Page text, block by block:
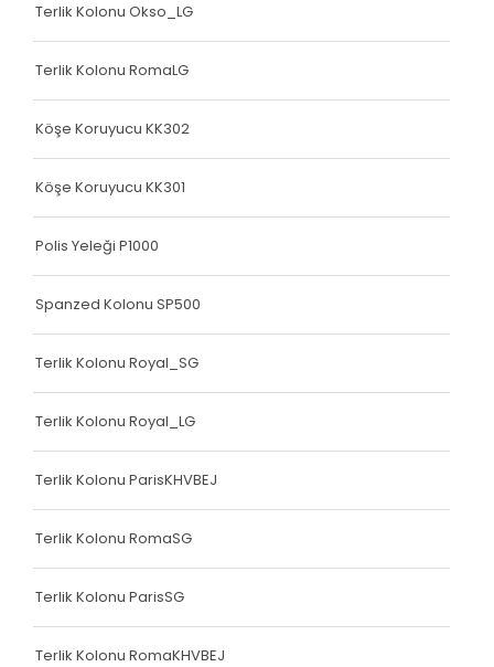
Terlik Kolonu Okso_LG
Terlik Kolonu RomaLG
Köşe Koruyucu KK302
Köşe Koruyucu KK301
Polis Yeleği P1000
Spanzed Kolonu SP500
Terlik Kolonu Royal_SG
Terlik Kolonu Royal_LG
Terlik Kolonu ParisKHVBEJ
Terlik Kolonu RomaSG
Terlik Kolonu ParisSG
Terlik Kolonu RomaKHVBEJ